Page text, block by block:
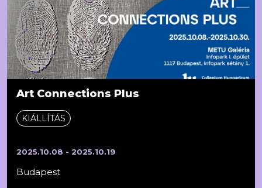
Art Connections Plus
KIÁLLÍTÁS
2025.10.08 - 2025.10.19
Budapest